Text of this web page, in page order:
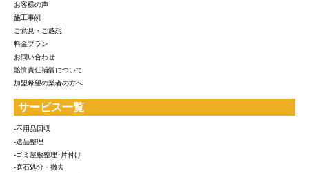
お客様の声
施工事例
ご意見・ご感想
料金プラン
お問い合わせ
賠償責任補償について
加盟希望の業者の方へ
サービス一覧
-不用品回収
-遺品整理
-ゴミ屋敷整理･片付け
-庭石処分・撤去